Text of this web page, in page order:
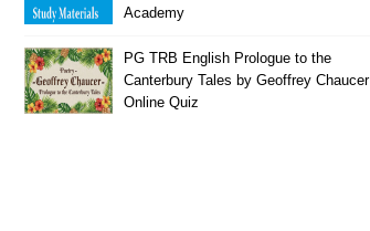
Academy
PG TRB English Prologue to the
Canterbury Tales by Geoffrey Chaucer
Online Quiz